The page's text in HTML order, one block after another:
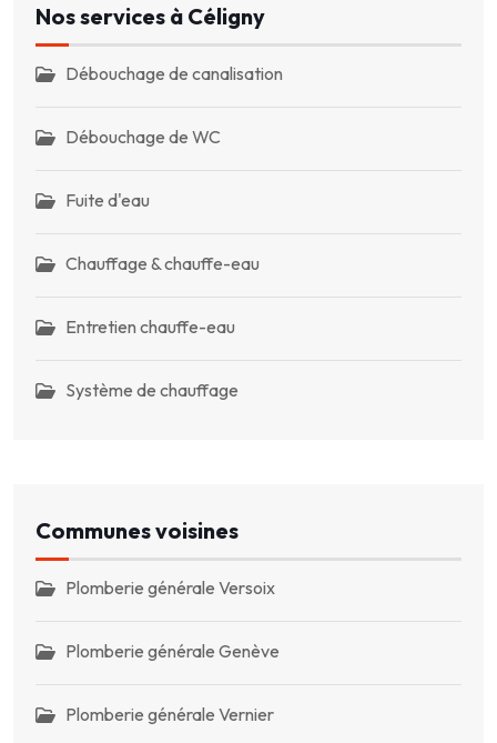
Nos services à Céligny
Débouchage de canalisation
Débouchage de WC
Fuite d'eau
Chauffage & chauffe-eau
Entretien chauffe-eau
Système de chauffage
Communes voisines
Plomberie générale Versoix
Plomberie générale Genève
Plomberie générale Vernier